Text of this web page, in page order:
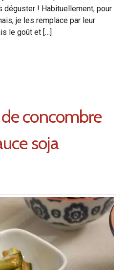
déguster ! Habituellement, pour
je les remplace par leur
le goût et […]
concombre
soja